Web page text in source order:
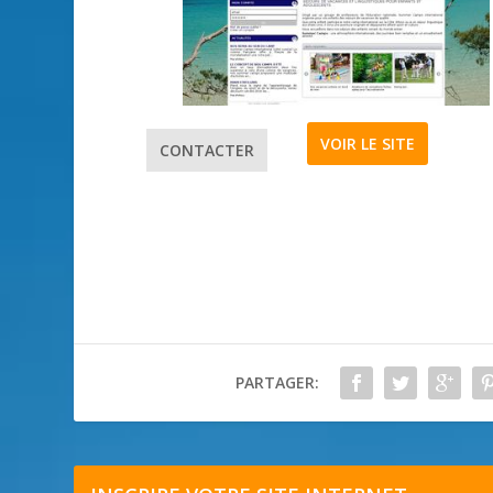
CONTACTER VOIR LE SITE
PARTAGER: